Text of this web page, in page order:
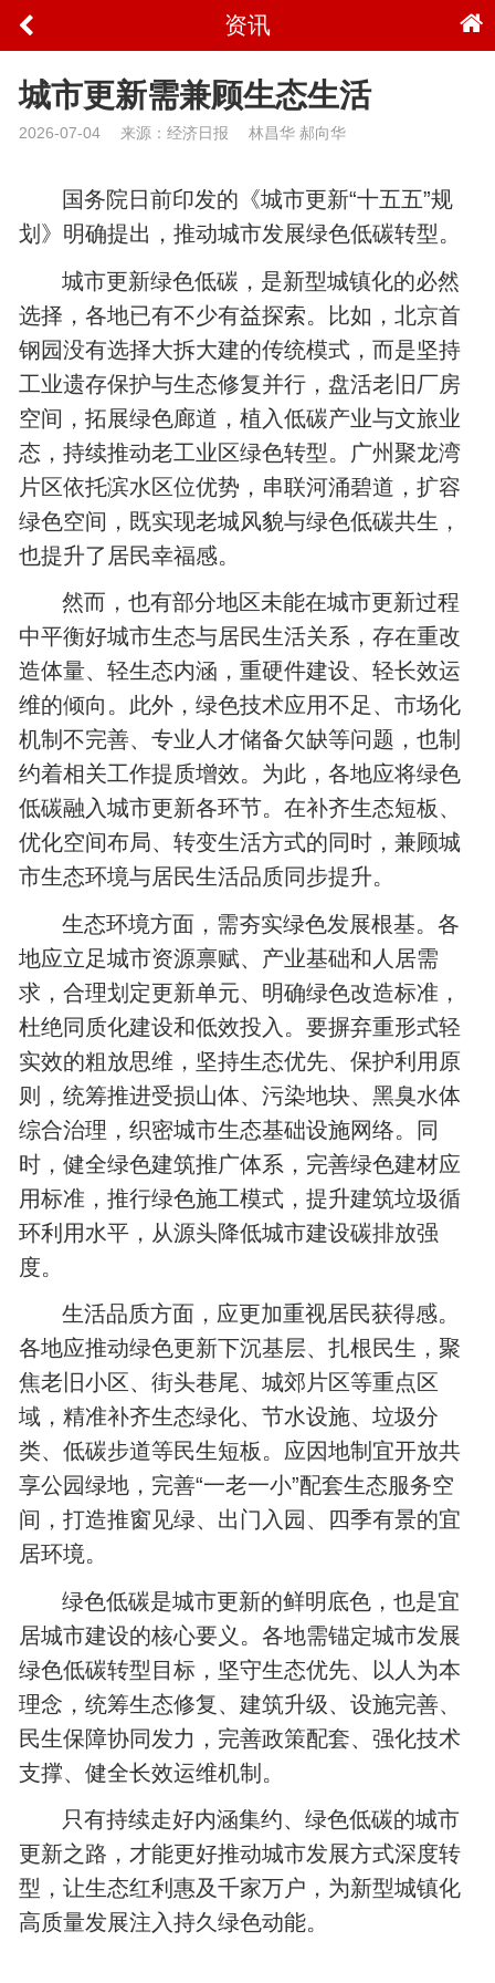
资讯
城市更新需兼顾生态生活
2026-07-04 来源：经济日报 林昌华 郝向华
国务院日前印发的《城市更新“十五五”规
划》明确提出，推动城市发展绿色低碳转型。
城市更新绿色低碳，是新型城镇化的必然
选择，各地已有不少有益探索。比如，北京首
钢园没有选择大拆大建的传统模式，而是坚持
工业遗存保护与生态修复并行，盘活老旧厂房
空间，拓展绿色廊道，植入低碳产业与文旅业
态，持续推动老工业区绿色转型。广州聚龙湾
片区依托滨水区位优势，串联河涌碧道，扩容
绿色空间，既实现老城风貌与绿色低碳共生，
也提升了居民幸福感。
然而，也有部分地区未能在城市更新过程
中平衡好城市生态与居民生活关系，存在重改
造体量、轻生态内涵，重硬件建设、轻长效运
维的倾向。此外，绿色技术应用不足、市场化
机制不完善、专业人才储备欠缺等问题，也制
约着相关工作提质增效。为此，各地应将绿色
低碳融入城市更新各环节。在补齐生态短板、
优化空间布局、转变生活方式的同时，兼顾城
市生态环境与居民生活品质同步提升。
生态环境方面，需夯实绿色发展根基。各
地应立足城市资源禀赋、产业基础和人居需
求，合理划定更新单元、明确绿色改造标准，
杜绝同质化建设和低效投入。要摒弃重形式轻
实效的粗放思维，坚持生态优先、保护利用原
则，统筹推进受损山体、污染地块、黑臭水体
综合治理，织密城市生态基础设施网络。同
时，健全绿色建筑推广体系，完善绿色建材应
用标准，推行绿色施工模式，提升建筑垃圾循
环利用水平，从源头降低城市建设碳排放强
度。
生活品质方面，应更加重视居民获得感。
各地应推动绿色更新下沉基层、扎根民生，聚
焦老旧小区、街头巷尾、城郊片区等重点区
域，精准补齐生态绿化、节水设施、垃圾分
类、低碳步道等民生短板。应因地制宜开放共
享公园绿地，完善“一老一小”配套生态服务空
间，打造推窗见绿、出门入园、四季有景的宜
居环境。
绿色低碳是城市更新的鲜明底色，也是宜
居城市建设的核心要义。各地需锚定城市发展
绿色低碳转型目标，坚守生态优先、以人为本
理念，统筹生态修复、建筑升级、设施完善、
民生保障协同发力，完善政策配套、强化技术
支撑、健全长效运维机制。
只有持续走好内涵集约、绿色低碳的城市
更新之路，才能更好推动城市发展方式深度转
型，让生态红利惠及千家万户，为新型城镇化
高质量发展注入持久绿色动能。